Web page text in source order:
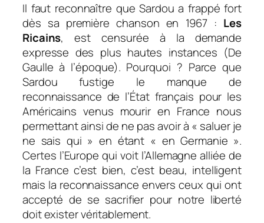
Il faut reconnaître que Sardou a frappé fort
dès sa première chanson en 1967 : Les
Ricains, est censurée à la demande
expresse des plus hautes instances (De
Gaulle à l’époque). Pourquoi ? Parce que
Sardou fustige le manque de
reconnaissance de l’État français pour les
Américains venus mourir en France nous
permettant ainsi de ne pas avoir à « saluer je
ne sais qui » en étant « en Germanie ».
Certes l’Europe qui voit l’Allemagne alliée de
la France c’est bien, c’est beau, intelligent
mais la reconnaissance envers ceux qui ont
accepté de se sacrifier pour notre liberté
doit exister véritablement.